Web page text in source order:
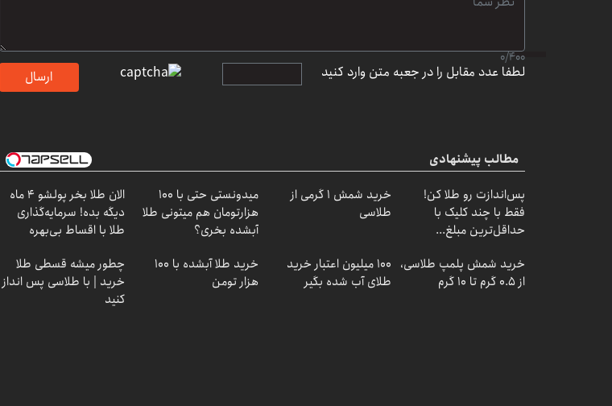
0/400
لطفا عدد مقابل را در جعبه متن وارد کنید ارسال
مطالب پیشنهادی
پس‌اندازت رو طلا کن!
فقط با چند کلیک با
حداقل‌ترین مبلغ...
خرید شمش 1 گرمی از
طلاسی
میدونستی حتی با ۱۰۰
هزارتومان هم میتونی طلا
آبشده بخری؟
الان طلا بخر پولشو 4 ماه
دیگه بده! سرمایه‌گذاری
طلا با اقساط بی‌بهره
خرید شمش پلمپ طلاسی،
از ۰.۵ گرم تا ۱۰ گرم
100 میلیون اعتبار خرید
طلای آب شده بگیر
خرید طلا آبشده با 100
هزار تومن
چطور میشه قسطی طلا
خرید | با طلاسی پس انداز
کنید